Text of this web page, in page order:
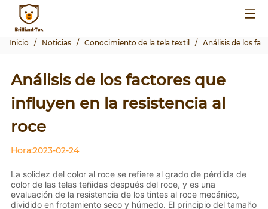
Inicio / Noticias / Conocimiento de la tela textil / Análisis de los
Análisis de los factores que
influyen en la resistencia al
roce
Hora:2023-02-24
La solidez del color al roce se refiere al grado de pérdida de
color de las telas teñidas después del roce, y es una
evaluación de la resistencia de los tintes al roce mecánico,
dividido en frotamiento seco y húmedo. El principio del tamaño